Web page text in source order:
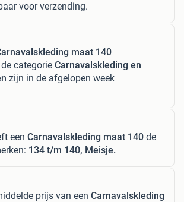
voor verzending.
maat 140
categorie Carnavalskleding en
zijn in de afgelopen week
een Carnavalskleding maat 140 de
134 t/m 140, Meisje.
prijs van een Carnavalskleding